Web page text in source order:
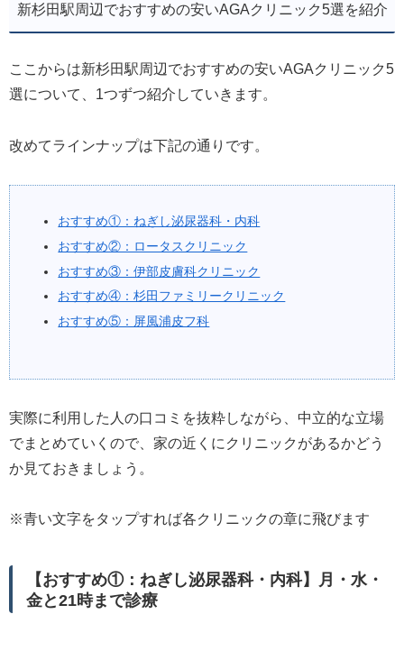
新杉田駅周辺でおすすめの安いAGAクリニック5選を紹介
ここからは新杉田駅周辺でおすすめの安いAGAクリニック5
選について、1つずつ紹介していきます。
改めてラインナップは下記の通りです。
おすすめ①：ねぎし泌尿器科・内科
おすすめ②：ロータスクリニック
おすすめ③：伊部皮膚科クリニック
おすすめ④：杉田ファミリークリニック
おすすめ⑤：屏風浦皮フ科
実際に利用した人の口コミを抜粋しながら、中立的な立場
でまとめていくので、家の近くにクリニックがあるかどう
か見ておきましょう。
※青い文字をタップすれば各クリニックの章に飛びます
【おすすめ①：ねぎし泌尿器科・内科】月・水・
金と21時まで診療